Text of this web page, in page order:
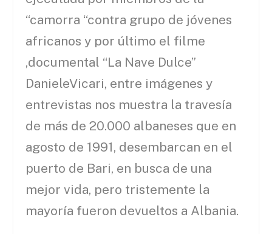
“camorra “contra grupo de jóvenes
africanos y por último el filme
,documental “La Nave Dulce”
DanieleVicari, entre imágenes y
entrevistas nos muestra la travesía
de más de 20.000 albaneses que en
agosto de 1991, desembarcan en el
puerto de Bari, en busca de una
mejor vida, pero tristemente la
mayoría fueron devueltos a Albania.